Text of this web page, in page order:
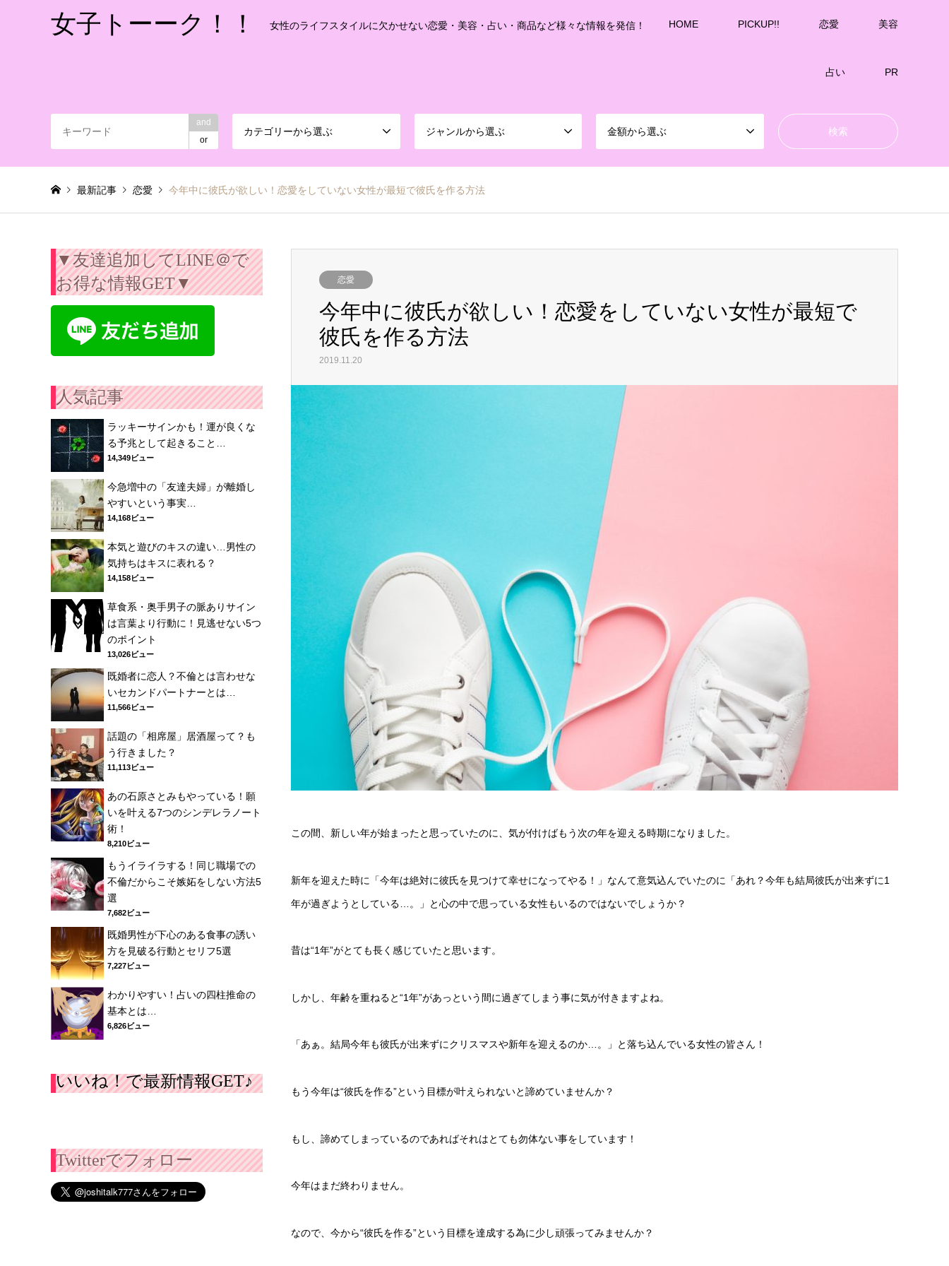
女子トーーク！！ 女性のライフスタイルに欠かせない恋愛・美容・占い・商品など様々な情報を発信！ HOME PICKUP!! 恋愛 美容
占い PR
and
or
カテゴリーから選ぶ ジャンルから選ぶ 金額から選ぶ
最新記事 恋愛 今年中に彼氏が欲しい！恋愛をしていない女性が最短で彼氏を作る方法
恋愛
今年中に彼氏が欲しい！恋愛をしていない女性が最短で
彼氏を作る方法
2019.11.20
この間、新しい年が始まったと思っていたのに、気が付けばもう次の年を迎える時期になりました。
新年を迎えた時に「今年は絶対に彼氏を見つけて幸せになってやる！」なんて意気込んでいたのに「あれ？今年も結局彼氏が出来ずに1
年が過ぎようとしている…。」と心の中で思っている女性もいるのではないでしょうか？
昔は“1年”がとても長く感じていたと思います。
しかし、年齢を重ねると“1年”があっという間に過ぎてしまう事に気が付きますよね。
「あぁ。結局今年も彼氏が出来ずにクリスマスや新年を迎えるのか…。」と落ち込んでいる女性の皆さん！
もう今年は“彼氏を作る”という目標が叶えられないと諦めていませんか？
もし、諦めてしまっているのであればそれはとても勿体ない事をしています！
今年はまだ終わりません。
なので、今から“彼氏を作る”という目標を達成する為に少し頑張ってみませんか？
▼友達追加してLINE＠で
お得な情報GET▼
人気記事
ラッキーサインかも！運が良くな
る予兆として起きること…
14,349ビュー
今急増中の「友達夫婦」が離婚し
やすいという事実…
14,168ビュー
本気と遊びのキスの違い…男性の
気持ちはキスに表れる？
14,158ビュー
草食系・奥手男子の脈ありサイン
は言葉より行動に！見逃せない5つ
のポイント
13,026ビュー
既婚者に恋人？不倫とは言わせな
いセカンドパートナーとは…
11,566ビュー
話題の「相席屋」居酒屋って？も
う行きました？
11,113ビュー
あの石原さとみもやっている！願
いを叶える7つのシンデレラノート
術！
8,210ビュー
もうイライラする！同じ職場での
不倫だからこそ嫉妬をしない方法5
選
7,682ビュー
既婚男性が下心のある食事の誘い
方を見破る行動とセリフ5選
7,227ビュー
わかりやすい！占いの四柱推命の
基本とは…
6,826ビュー
いいね！で最新情報GET♪
Twitterでフォロー